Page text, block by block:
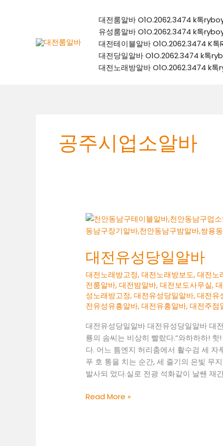
대전룸알바 O1O.2062.3474 k톡
유성룸알바 O1O.2062.3474 k톡
대전테이블알바 O1O.2062.3474 K
대전당일알바 O1O.2062.3474 k톡
대전노래방알바 O1O.2062.3474 k
공주시업소알바
대전유성당일알바
대전노래방고정,대전노래방보도,대전노
전룸알바,대전밤알바,대전보도사무실,
성노래방고정,대전유성당일알바,대전유
전유성유흥알바,대전유흥알바,대전주점
대전유성당일알바 대전유성당일알바 대
룡의 솜씨는 비상히 빨랐다.”와하하하!
다. 어느 틈엔지 허리춤에서 활수검 세 자
푸 호 통을 치는 순간, 세 줄기의 은빛 무
발사되 었다.실로 전광 석화같이 날쌘 재
대
Read More »